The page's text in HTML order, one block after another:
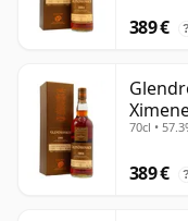
389 € ?
años
70cl •
389 € ?